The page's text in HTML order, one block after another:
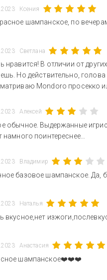
Ксения
шампанское, по
Светлана
нравится! В отличии от
Но действительно,
Mondoro просекко
Алексей
обычное. Выдержанные
намного поинтереснее…
Владимир
базовое шампанское. Да,
Наталья
вкусное,нет
Анастасия
шампанское❤️❤️❤️